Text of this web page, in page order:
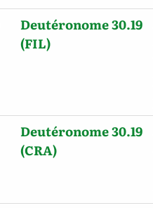
Deutéronome 30.19
(FIL)
Deutéronome 30.19
(CRA)